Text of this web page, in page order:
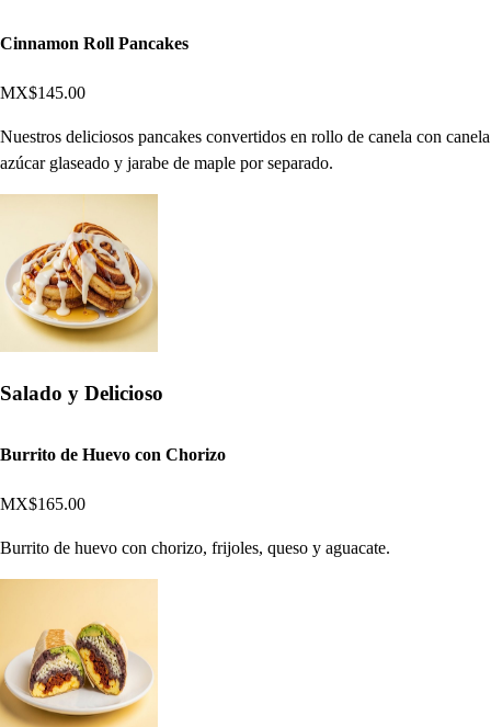
Cinnamon Roll Pancakes
MX$145.00
Nuestros deliciosos pancakes convertidos en rollo de canela con canela
azúcar glaseado y jarabe de maple por separado.
Salado y Delicioso
Burrito de Huevo con Chorizo
MX$165.00
Burrito de huevo con chorizo, frijoles, queso y aguacate.